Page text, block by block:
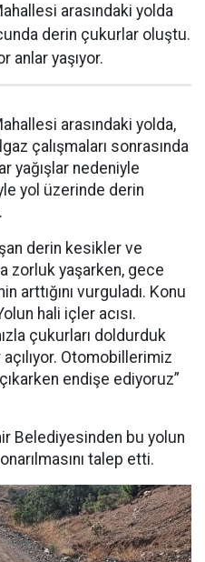
arasındaki yolda
derin çukurlar oluştu.
anlar yaşıyor.
arasındaki yolda,
çalışmaları sonrasında
yağışlar nedeniyle
yol üzerinde derin
derin kesikler ve
zorluk yaşarken, gece
arttığını vurguladı. Konu
hali içler acısı.
çukurları doldurduk
Otomobillerimiz
endişe ediyoruz”
Belediyesinden bu yolun
talep etti.